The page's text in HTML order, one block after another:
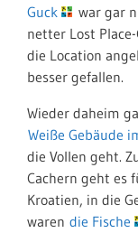
Guck
war gar
netter Lost
die Location
besser gefallen.
Wieder daheim
Weiße Gebäude
die Vollen geht.
Cachern geht es
Kroatien, in die
waren die Fische